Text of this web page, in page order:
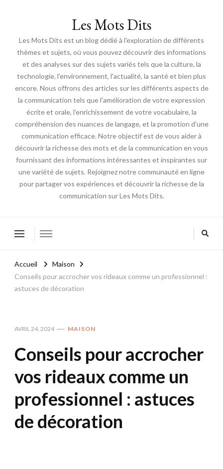
Les Mots Dits
Les Mots Dits est un blog dédié à l'exploration de différents
thèmes et sujets, où vous pouvez découvrir des informations
et des analyses sur des sujets variés tels que la culture, la
technologie, l'environnement, l'actualité, la santé et bien plus
encore. Nous offrons des articles sur les différents aspects de
la communication tels que l'amélioration de votre expression
écrite et orale, l'enrichissement de votre vocabulaire, la
compréhension des nuances de langage, et la promotion d'une
communication efficace. Notre objectif est de vous aider à
découvrir la richesse des mots et de la communication en vous
fournissant des informations intéressantes et inspirantes sur
une variété de sujets. Rejoignez notre communauté en ligne
pour partager vos expériences et découvrir la richesse de la
communication sur Les Mots Dits.
Accueil
Maison
Conseils pour accrocher vos rideaux comme un professionnel :
astuces de décoration
AVRIL 24, 2024 MAISON
Conseils pour accrocher
vos rideaux comme un
professionnel : astuces
de décoration